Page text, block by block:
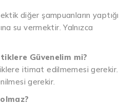
diğer şampuanların yaptığı
su vermektir. Yalnızca
Güvenelim mi?
itimat edilmemesi gerekir.
gerekir.